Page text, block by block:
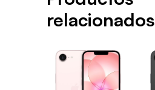
relacionados